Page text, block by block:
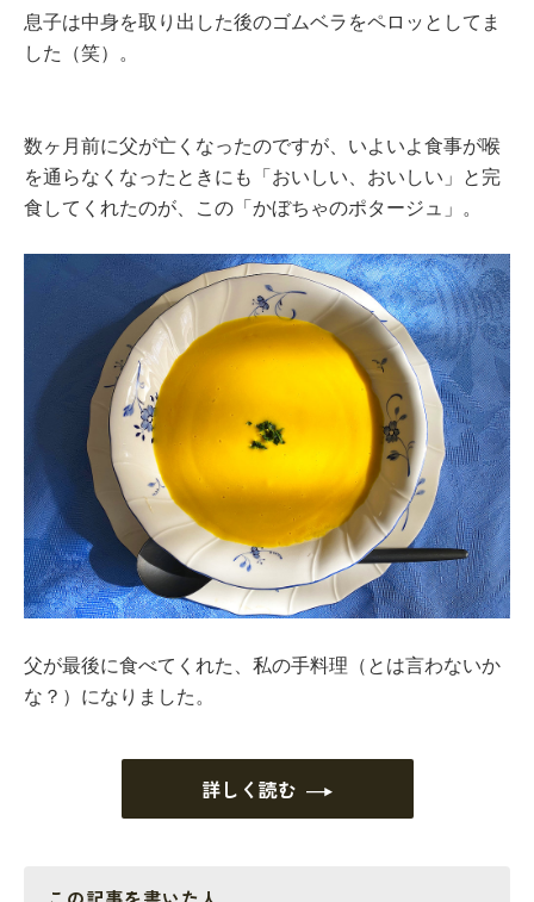
息子は中身を取り出した後のゴムベラをペロッとしてま
した（笑）。
数ヶ月前に父が亡くなったのですが、いよいよ食事が喉
を通らなくなったときにも「おいしい、おいしい」と完
食してくれたのが、この「かぼちゃのポタージュ」。
父が最後に食べてくれた、私の手料理（とは言わないか
な？）になりました。
詳しく読む